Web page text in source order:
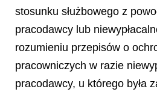
stosunku służbowego z
pracodawcy lub
rozumieniu przepisów o
pracowniczych w razie
pracodawcy, u którego była